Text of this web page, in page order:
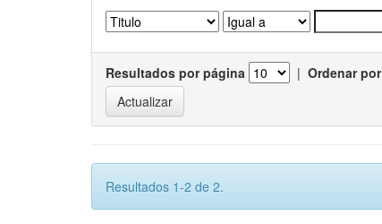
Resultados por página | Ordenar por
Resultados 1-2 de 2.